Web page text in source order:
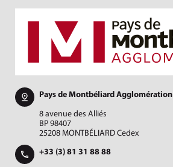
Pays de Montbéliard Agglomération
8 avenue des Alliés
BP 98407
25208 MONTBÉLIARD Cedex
+33 (3) 81 31 88 88